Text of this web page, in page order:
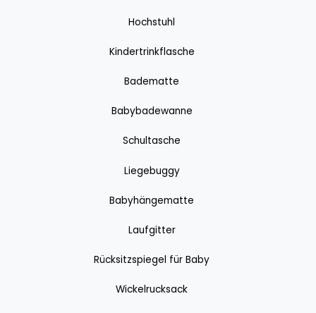
Hochstuhl
Kindertrinkflasche
Badematte
Babybadewanne
Schultasche
Liegebuggy
Babyhängematte
Laufgitter
Rücksitzspiegel für Baby
Wickelrucksack